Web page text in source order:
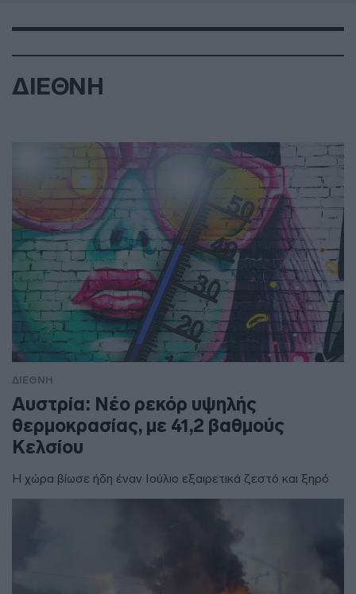
ΔΙΕΘΝΗ
ΔΙΕΘΝΗ
Αυστρία: Νέο ρεκόρ υψηλής
θερμοκρασίας, με 41,2 βαθμούς
Κελσίου
Η χώρα βίωσε ήδη έναν Ιούλιο εξαιρετικά ζεστό και ξηρό